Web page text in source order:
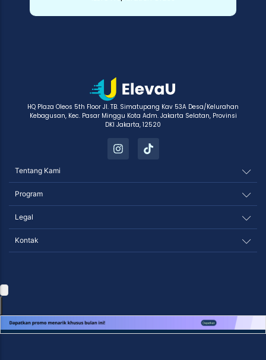
HQ Plaza Oleos 5th Floor Jl. TB. Simatupang Kav 53A Desa/Kelurahan
Kebagusan, Kec. Pasar Minggu Kota Adm. Jakarta Selatan, Provinsi
DKI Jakarta, 12520
Tentang Kami
Program
Legal
Kontak